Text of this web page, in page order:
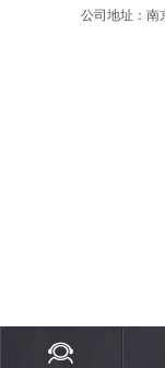
公司地址：南